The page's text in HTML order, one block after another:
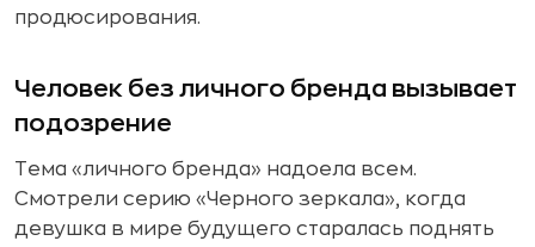
продюсирования.
Человек без личного бренда вызывает
подозрение
Тема «личного бренда» надоела всем.
Смотрели серию «Черного зеркала», когда
девушка в мире будущего старалась поднять